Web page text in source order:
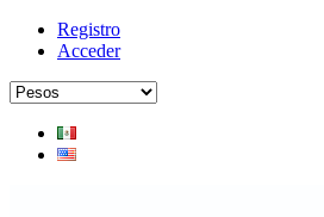
Registro
Acceder